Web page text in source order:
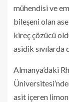
mühendisi ve
bileşeni olan
kireç çözücü
asidik sıvılarda
Almanya’daki
asit içeren